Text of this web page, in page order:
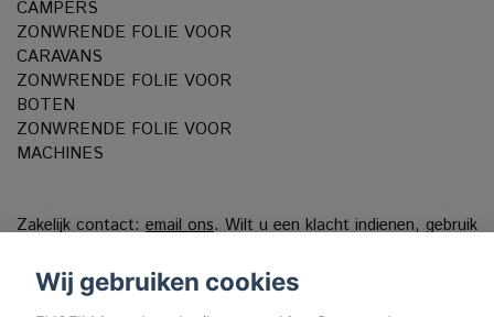
CAMPERS
ZONWRENDE FOLIE VOOR
CARAVANS
ZONWRENDE FOLIE VOOR
BOTEN
ZONWRENDE FOLIE VOOR
MACHINES
Zakelijk contact: email ons. Wilt u een klacht indienen, gebruik
VAT reg. 556808-9659 EVO International AB, Norra
Wij gebruiken cookies